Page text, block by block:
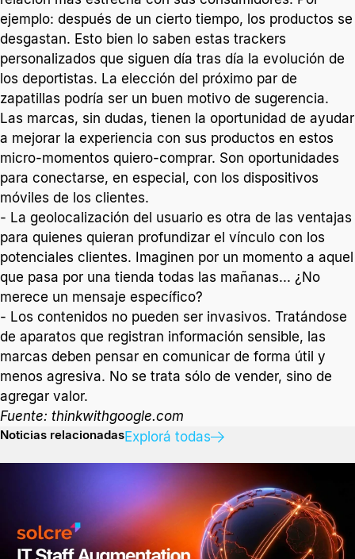
ejemplo: después de un cierto tiempo, los productos se
desgastan. Esto bien lo saben estas trackers
personalizados que siguen día tras día la evolución de
los deportistas. La elección del próximo par de
zapatillas podría ser un buen motivo de sugerencia.
Las marcas, sin dudas, tienen la oportunidad de ayudar
a mejorar la experiencia con sus productos en estos
micro-momentos quiero-comprar. Son oportunidades
para conectarse, en especial, con los dispositivos
móviles de los clientes.
- La geolocalización del usuario es otra de las ventajas
para quienes quieran profundizar el vínculo con los
potenciales clientes. Imaginen por un momento a aquel
que pasa por una tienda todas las mañanas... ¿No
merece un mensaje específico?
- Los contenidos no pueden ser invasivos. Tratándose
de aparatos que registran información sensible, las
marcas deben pensar en comunicar de forma útil y
menos agresiva. No se trata sólo de vender, sino de
agregar valor.
Fuente: thinkwithgoogle.com
Noticias relacionadasExplorá todas